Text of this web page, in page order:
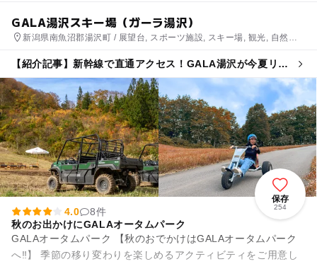
GALA湯沢スキー場（ガーラ湯沢）
新潟県南魚沼郡湯沢町 / 展望台, スポーツ施設, スキー場, 観光, 自然体
【紹介記事】新幹線で直通アクセス！GALA湯沢が今夏リニ
保存
254
4.0
8件
秋のお出かけにGALAオータムパーク
GALAオータムパーク 【秋のおでかけはGALAオータムパーク
へ‼】 季節の移り変わりを楽しめるアクティビティをご用意し